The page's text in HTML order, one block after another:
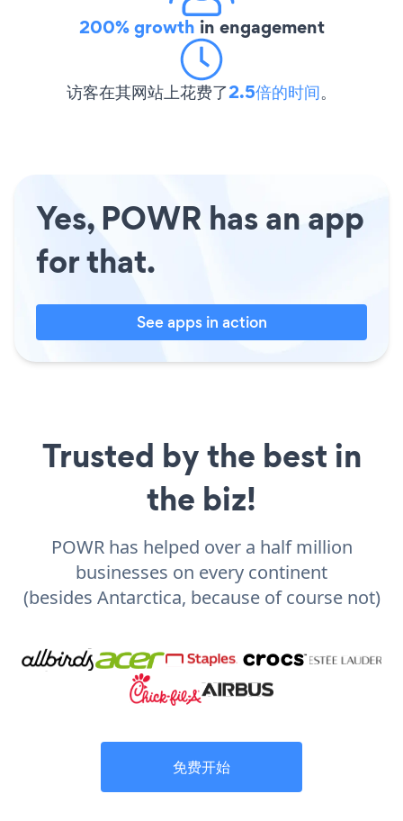
200% growth in engagement
访客在其网站上花费了2.5倍的时间。
Yes, POWR has an app
for that.
See apps in action
Trusted by the best in
the biz!
POWR has helped over a half million
businesses on every continent
(besides Antarctica, because of course not)
免费开始